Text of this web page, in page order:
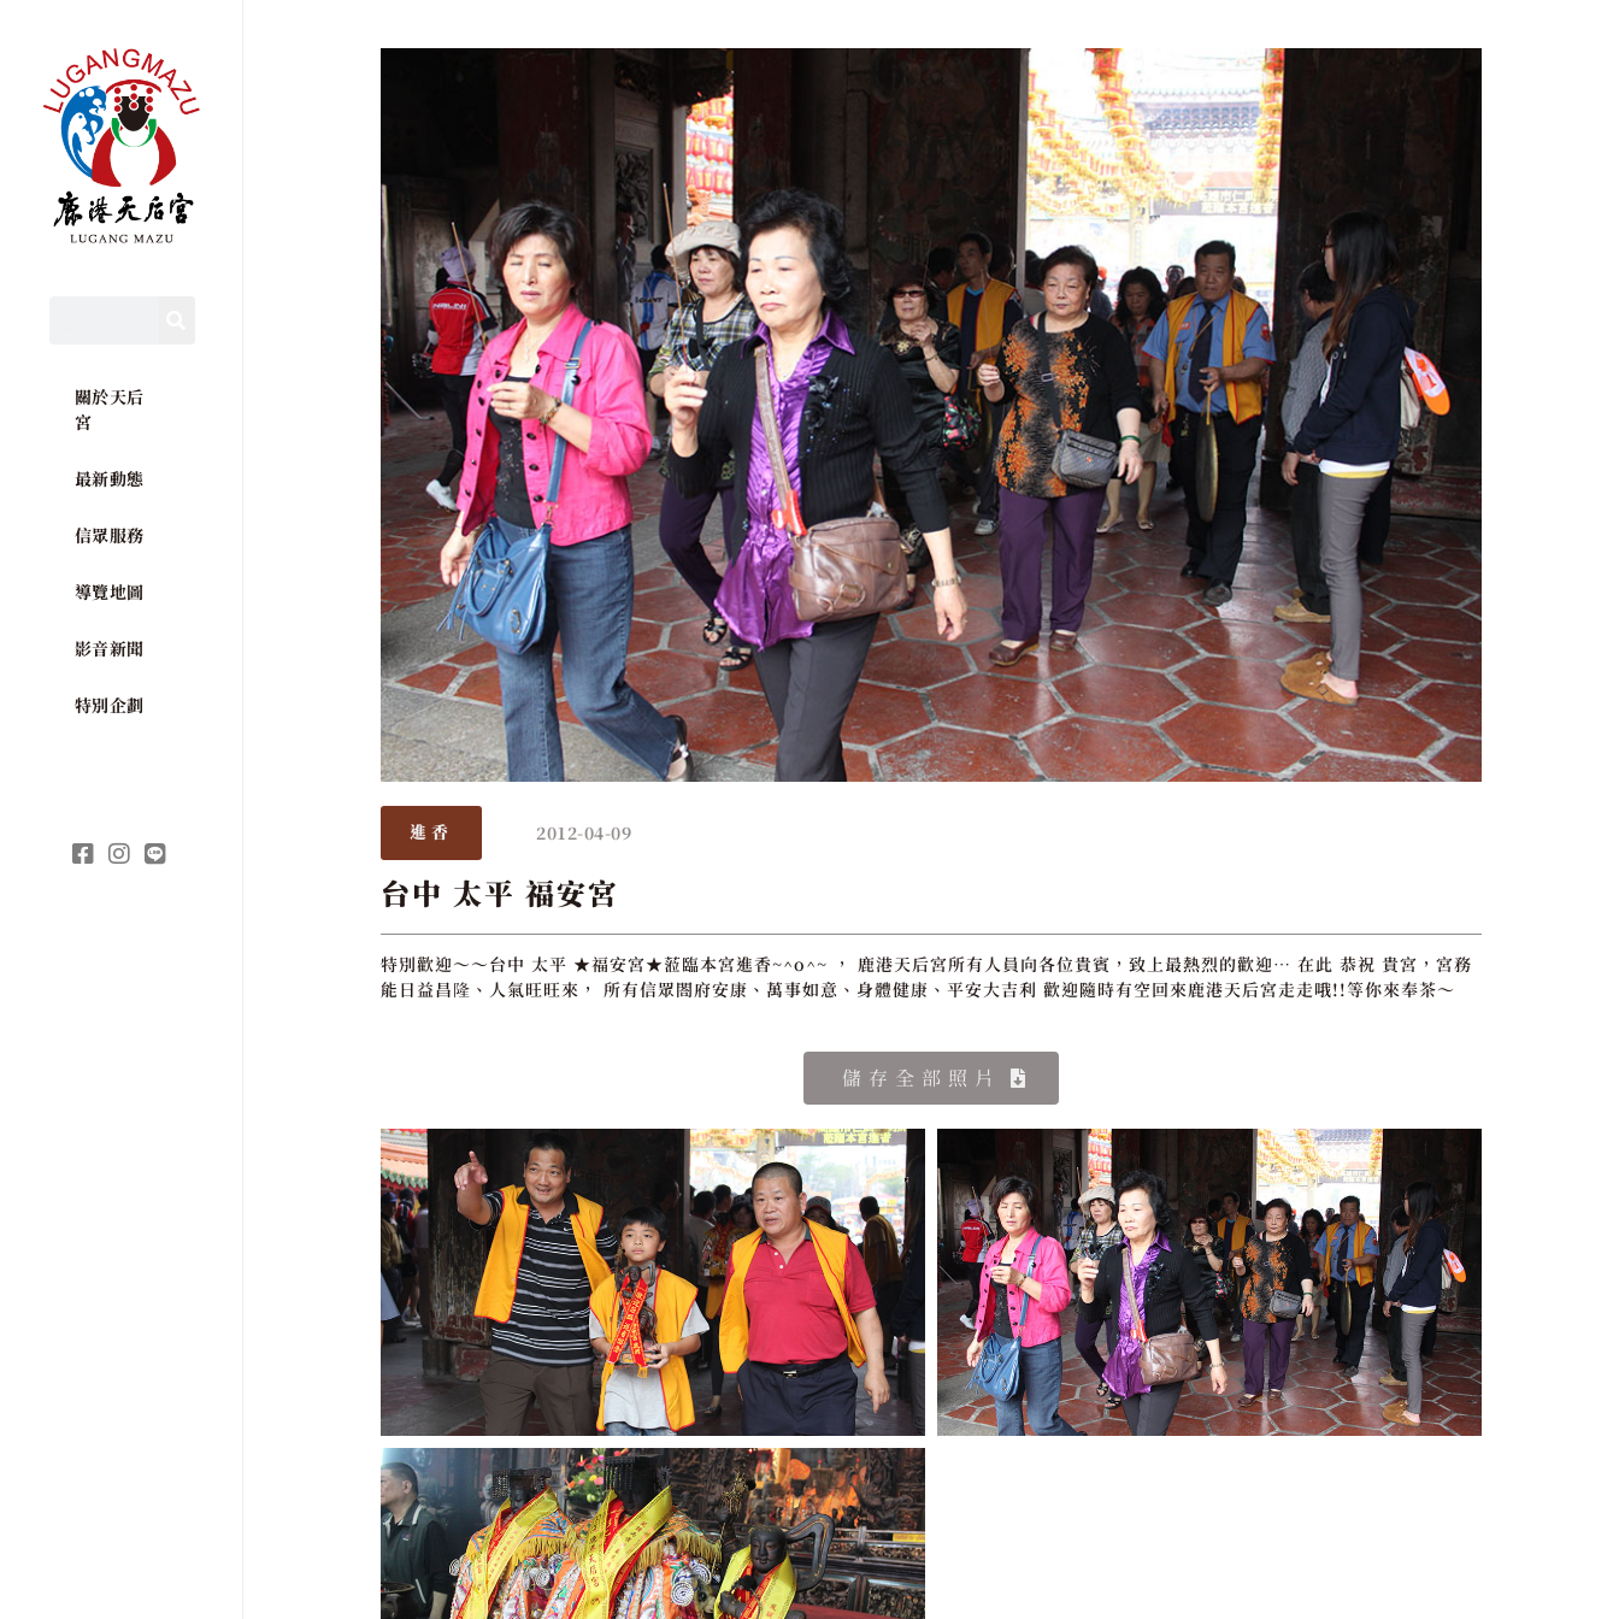
關於天后
宮
最新動態
信眾服務
導覽地圖
影音新聞
特別企劃
進香 2012-04-09
台中 太平 福安宮
特別歡迎～～台中 太平 ★福安宮★蒞臨本宮進香~^o^~ ， 鹿港天后宮所有人員向各位貴賓，致上最熱烈的歡迎… 在此 恭祝 貴宮，宮務
能日益昌隆、人氣旺旺來， 所有信眾閤府安康、萬事如意、身體健康、平安大吉利 歡迎隨時有空回來鹿港天后宮走走哦!!等你來奉茶～
儲存全部照片